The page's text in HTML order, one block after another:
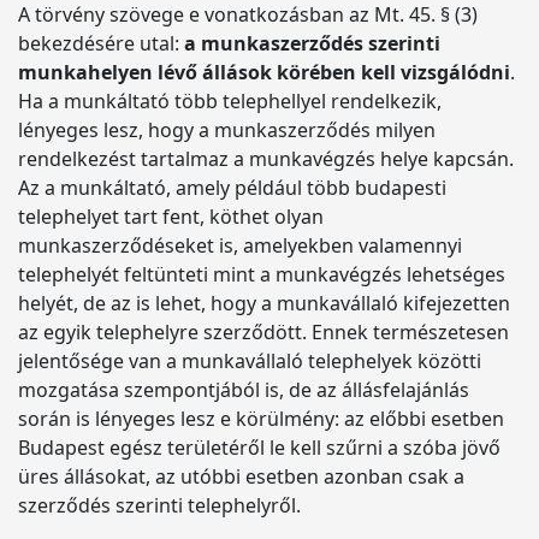
A törvény szövege e vonatkozásban az Mt. 45. § (3)
bekezdésére utal: a munkaszerződés szerinti
munkahelyen lévő állások körében kell vizsgálódni.
Ha a munkáltató több telephellyel rendelkezik,
lényeges lesz, hogy a munkaszerződés milyen
rendelkezést tartalmaz a munkavégzés helye kapcsán.
Az a munkáltató, amely például több budapesti
telephelyet tart fent, köthet olyan
munkaszerződéseket is, amelyekben valamennyi
telephelyét feltünteti mint a munkavégzés lehetséges
helyét, de az is lehet, hogy a munkavállaló kifejezetten
az egyik telephelyre szerződött. Ennek természetesen
jelentősége van a munkavállaló telephelyek közötti
mozgatása szempontjából is, de az állásfelajánlás
során is lényeges lesz e körülmény: az előbbi esetben
Budapest egész területéről le kell szűrni a szóba jövő
üres állásokat, az utóbbi esetben azonban csak a
szerződés szerinti telephelyről.